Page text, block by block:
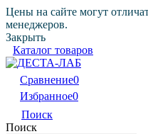
Цены на сайте могут
менеджеров.
Закрыть
Каталог товаров
Сравнение0
Избранное0
Поиск
Поиск